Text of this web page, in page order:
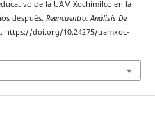
de la UAM Xochimilco en la
después. Reencuentro. Análisis De
https://doi.org/10.24275/uamxoc-